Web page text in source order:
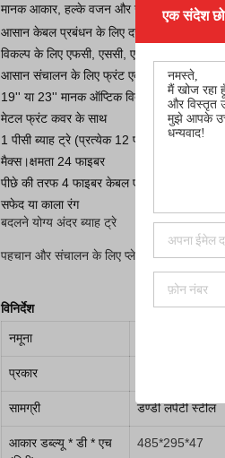
एक संदेश
मानक आकार, हल्के वजन और उचित संरचना
आसान केबल प्रबंधन के लिए दराज को स्लाइड
विकल्प के लिए एफसी, एससी, एसटी, एलसी एडाप्टर
आसान संचालन के लिए फ्रंट एक्सेस पैनल डिजाइन
19'' या 23'' मानक ऑप्टिक वितरण कैबिनेट के
मेटल फ्रंट कवर के साथ
1 पीसी ब्याह ट्रे (प्रत्येक 12 फाइबर)
मैक्स।क्षमता 24 फाइबर
पीछे की तरफ 4 फाइबर केबल एंट्री पोर्ट
सफेद या काला रंग
बदलने योग्य अंदर ब्याह ट्रे
पहचान और संचालन के लिए प्लेट पर फ्रंट मार्क
विनिर्देश
नमूना
प्रकार
सामग्री डण्डी लपेटी स्टील
आकार डब्ल्यू * डी * एच
485*295*47